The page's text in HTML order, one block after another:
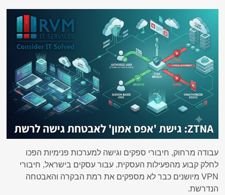
עבודה מרחוק, חיבורי ספקים וגישה למערכות פנימיות הפכו
לחלק קבוע מהפעילות העסקית. עבור עסקים בישראל, חיבורי
VPN מיושנים כבר לא מספקים את רמת הבקרה והאבטחה
הנדרשת.